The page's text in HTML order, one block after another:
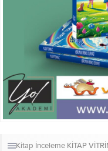
Kitap İnceleme KİTAP